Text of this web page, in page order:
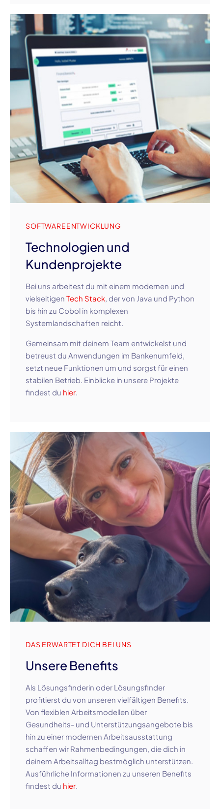
SOFTWAREENTWICKLUNG
Technologien und
Kundenprojekte
Bei uns arbeitest du mit einem modernen und
vielseitigen Tech Stack, der von Java und Python
bis hin zu Cobol in komplexen
Systemlandschaften reicht.
Gemeinsam mit deinem Team entwickelst und
betreust du Anwendungen im Bankenumfeld,
setzt neue Funktionen um und sorgst für einen
stabilen Betrieb. Einblicke in unsere Projekte
findest du hier.
DAS ERWARTET DICH BEI UNS
Unsere Benefits
Als Lösungsfinderin oder Lösungsfinder
profitierst du von unseren vielfältigen Benefits.
Von flexiblen Arbeitsmodellen über
Gesundheits- und Unterstützungsangebote bis
hin zu einer modernen Arbeitsausstattung
schaffen wir Rahmenbedingungen, die dich in
deinem Arbeitsalltag bestmöglich unterstützen.
Ausführliche Informationen zu unseren Benefits
findest du hier.